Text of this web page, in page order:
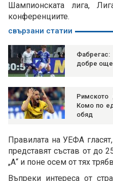
Шампионската лига,
конференциите.
свързани статии
добре още
Комо по
обяд
Правилата на УЕФА
представят състав от до
„А“ и поне осем от тях
Въпреки интереса от